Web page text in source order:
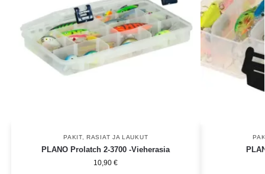
PAKIT, RASIAT JA LAUKUT
PLANO Prolatch 2-3700 -Vieherasia
10,90€